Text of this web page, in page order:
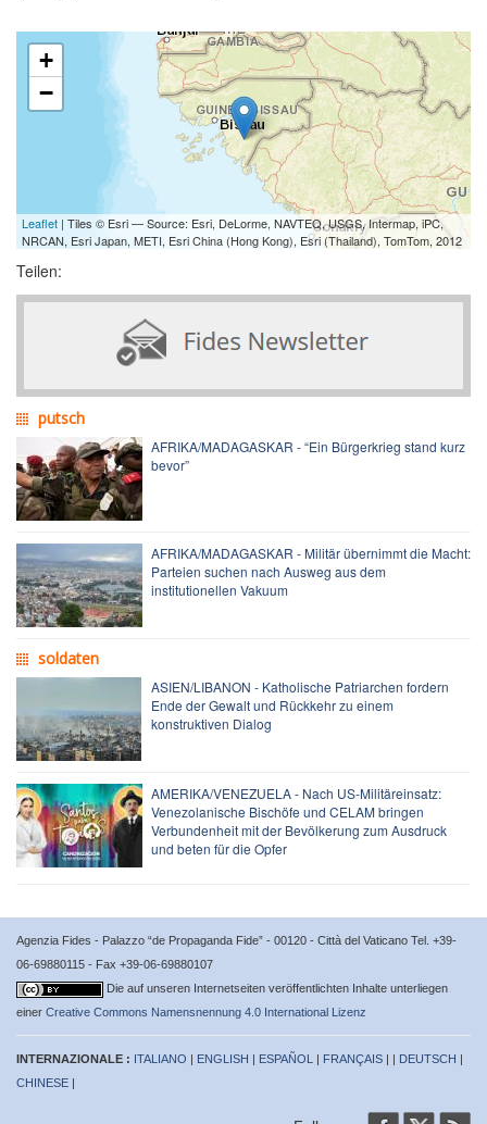
+
−
Leaflet | Tiles © Esri — Source: Esri, DeLorme, NAVTEQ, USGS, Intermap, iPC,
NRCAN, Esri Japan, METI, Esri China (Hong Kong), Esri (Thailand), TomTom, 2012
Teilen:
putsch
AFRIKA/MADAGASKAR - “Ein Bürgerkrieg stand kurz
bevor”
AFRIKA/MADAGASKAR - Militär übernimmt die Macht:
Parteien suchen nach Ausweg aus dem
institutionellen Vakuum
soldaten
ASIEN/LIBANON - Katholische Patriarchen fordern
Ende der Gewalt und Rückkehr zu einem
konstruktiven Dialog
AMERIKA/VENEZUELA - Nach US-Militäreinsatz:
Venezolanische Bischöfe und CELAM bringen
Verbundenheit mit der Bevölkerung zum Ausdruck
und beten für die Opfer
Agenzia Fides - Palazzo “de Propaganda Fide” - 00120 - Città del Vaticano Tel. +39-
06-69880115 - Fax +39-06-69880107
Die auf unseren Internetseiten veröffentlichten Inhalte unterliegen
einer Creative Commons Namensnennung 4.0 International Lizenz
INTERNAZIONALE : ITALIANO | ENGLISH | ESPAÑOL | FRANÇAIS | | DEUTSCH |
CHINESE |